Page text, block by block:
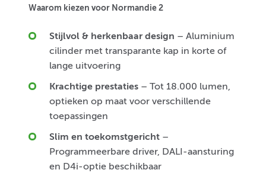
Waarom kiezen voor Normandie 2
Stijlvol & herkenbaar design – Aluminium
cilinder met transparante kap in korte of
lange uitvoering
Krachtige prestaties – Tot 18.000 lumen,
optieken op maat voor verschillende
toepassingen
Slim en toekomstgericht –
Programmeerbare driver, DALI-aansturing
en D4i-optie beschikbaar